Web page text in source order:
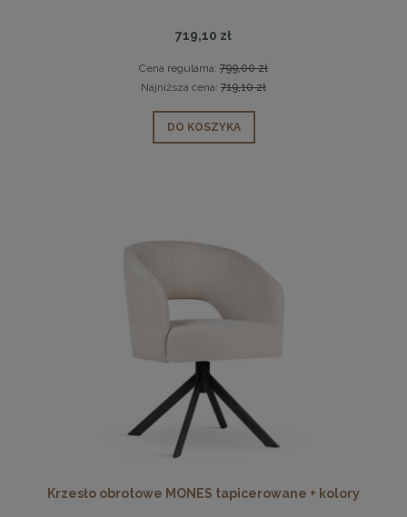
719,10 zł
Cena regularna: 799,00 zł
Najniższa cena: 719,10 zł
DO KOSZYKA
Krzesło obrotowe MONES tapicerowane + kolory